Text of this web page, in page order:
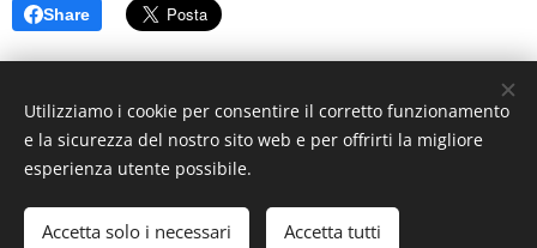
Share
© 2023 Settimanale U Riggitanu. Tutti i diritti riservati.
Creato da La Zanzara -U mastru pignataru menti a manica a
undi a voli
Cookies
Utilizziamo i cookie per consentire il corretto funzionamento
e la sicurezza del nostro sito web e per offrirti la migliore
esperienza utente possibile.
Accetta solo i necessari Accetta tutti